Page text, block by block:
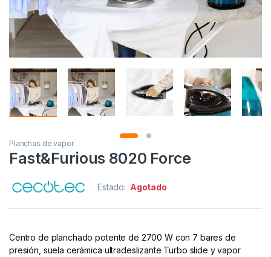
Planchas de vapor
Fast&Furious 8020 Force
Estado: Agotado
Centro de planchado potente de 2700 W con 7 bares de
presión, suela cerámica ultradeslizante Turbo slide y vapor